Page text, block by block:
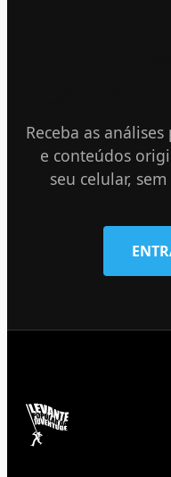
Receba as
e conteúdos
seu celular,